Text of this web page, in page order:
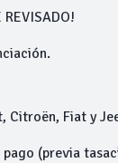
REVISADO!
Fiat y
(previa